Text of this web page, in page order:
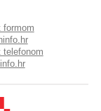
formom
telefonom